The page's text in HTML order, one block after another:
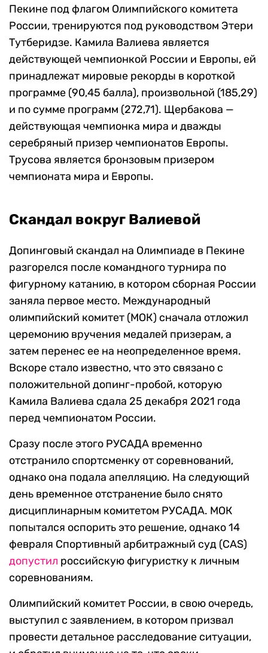
Пекине под флагом Олимпийского комитета
России, тренируются под руководством Этери
Тутберидзе. Камила Валиева является
действующей чемпионкой России и Европы, ей
принадлежат мировые рекорды в короткой
программе (90,45 балла), произвольной (185,29)
и по сумме программ (272,71). Щербакова —
действующая чемпионка мира и дважды
серебряный призер чемпионатов Европы.
Трусова является бронзовым призером
чемпионата мира и Европы.
Скандал вокруг Валиевой
Допинговый скандал на Олимпиаде в Пекине
разгорелся после командного турнира по
фигурному катанию, в котором сборная России
заняла первое место. Международный
олимпийский комитет (МОК) сначала отложил
церемонию вручения медалей призерам, а
затем перенес ее на неопределенное время.
Вскоре стало известно, что это связано с
положительной допинг-пробой, которую
Камила Валиева сдала 25 декабря 2021 года
перед чемпионатом России.
Сразу после этого РУСАДА временно
отстранило спортсменку от соревнований,
однако она подала апелляцию. На следующий
день временное отстранение было снято
дисциплинарным комитетом РУСАДА. МОК
попытался оспорить это решение, однако 14
февраля Спортивный арбитражный суд (CAS)
допустил российскую фигуристку к личным
соревнованиям.
Олимпийский комитет России, в свою очередь,
выступил с заявлением, в котором призвал
провести детальное расследование ситуации,